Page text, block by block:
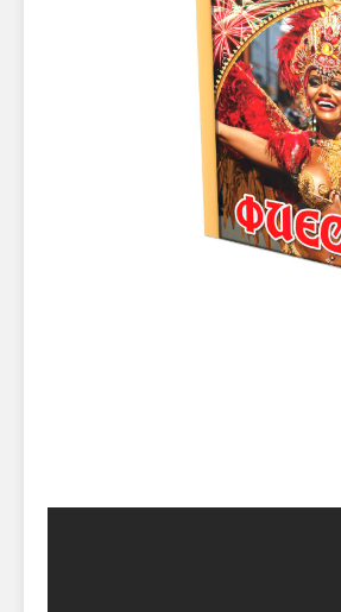
Батареи салютов
Батареи салютов
Маленькие фейерверки
Средние фейерверки